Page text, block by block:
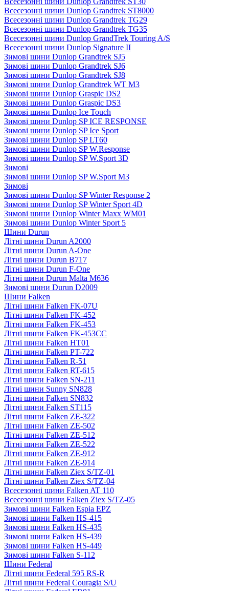
Всесезонні шини Dunlop Grandtrek ST8000
Всесезонні шини Dunlop Grandtrek TG29
Всесезонні шини Dunlop Grandtrek TG35
Всесезонні шини Dunlop GrandTrek Touring A/S
Всесезонні шини Dunlop Signature II
Зимові шини Dunlop Grandtrek SJ5
Зимові шини Dunlop Grandtrek SJ6
Зимові шини Dunlop Grandtrek SJ8
Зимові шини Dunlop Grandtrek WT M3
Зимові шини Dunlop Graspic DS2
Зимові шини Dunlop Graspic DS3
Зимові шини Dunlop Ice Touch
Зимові шини Dunlop SP ICE RESPONSE
Зимові шини Dunlop SP Ice Sport
Зимові шини Dunlop SP LT60
Зимові шини Dunlop SP W.Response
Зимові шини Dunlop SP W.Sport 3D
Зимові
Зимові шини Dunlop SP W.Sport M3
Зимові
Зимові шини Dunlop SP Winter Response 2
Зимові шини Dunlop SP Winter Sport 4D
Зимові шини Dunlop Winter Maxx WM01
Зимові шини Dunlop Winter Sport 5
Шини Durun
Літні шини Durun A2000
Літні шини Durun A-One
Літні шини Durun B717
Літні шини Durun F-One
Літні шини Durun Malta M636
Зимові шини Durun D2009
Шини Falken
Літні шини Falken FK-07U
Літні шини Falken FK-452
Літні шини Falken FK-453
Літні шини Falken FK-453CC
Літні шини Falken HT01
Літні шини Falken PT-722
Літні шини Falken R-51
Літні шини Falken RT-615
Літні шини Falken SN-211
Літні шини Sunny SN828
Літні шини Falken SN832
Літні шини Falken ST115
Літні шини Falken ZE-322
Літні шини Falken ZE-502
Літні шини Falken ZE-512
Літні шини Falken ZE-522
Літні шини Falken ZE-912
Літні шини Falken ZE-914
Літні шини Falken Ziex S/TZ-01
Літні шини Falken Ziex S/TZ-04
Всесезонні шини Falken AT 110
Всесезонні шини Falken Ziex S/TZ-05
Зимові шини Falken Espia EPZ
Зимові шини Falken HS-415
Зимові шини Falken HS-435
Зимові шини Falken HS-439
Зимові шини Falken HS-449
Зимові шини Falken S-112
Шини Federal
Літні шини Federal 595 RS-R
Літні шини Federal Couragia S/U